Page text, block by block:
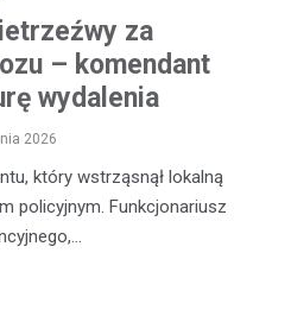
za
– komendant
wydalenia
2026
który wstrząsnął lokalną
policyjnym. Funkcjonariusz